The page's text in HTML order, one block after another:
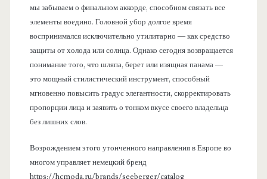
мы забываем о финальном аккорде, способном связать все
элементы воедино. Головной убор долгое время
воспринимался исключительно утилитарно — как средство
защиты от холода или солнца. Однако сегодня возвращается
понимание того, что шляпа, берет или изящная панама —
это мощный стилистический инструмент, способный
мгновенно повысить градус элегантности, скорректировать
пропорции лица и заявить о тонком вкусе своего владельца
без лишних слов.
Возрождением этого утонченного направления в Европе во
многом управляет немецкий бренд
https://hcmoda.ru/brands/seeberger/catalog